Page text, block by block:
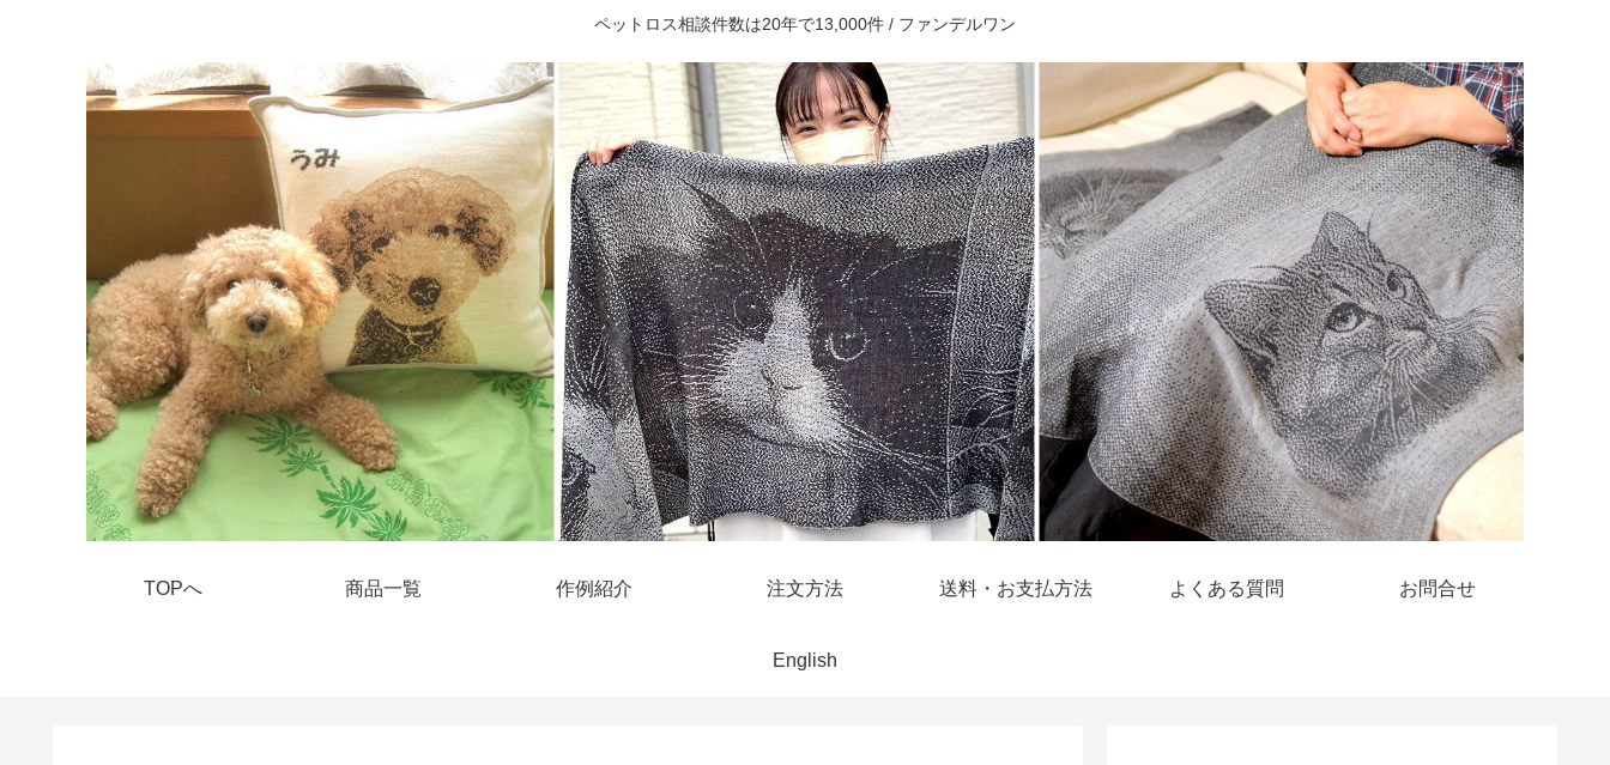
ペットロス相談件数は20年で13,000件 / ファンデルワン
TOPへ 商品一覧 作例紹介 注文方法 送料・お支払方法 よくある質問 お問合せ
English